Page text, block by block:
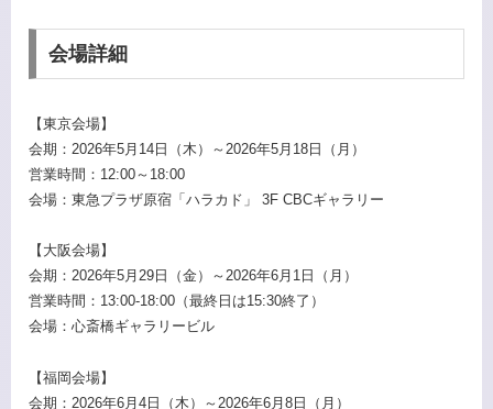
会場詳細
【東京会場】
会期：2026年5月14日（木）～2026年5月18日（月）
営業時間：12:00～18:00
会場：東急プラザ原宿「ハラカド」 3F CBCギャラリー
【大阪会場】
会期：2026年5月29日（金）～2026年6月1日（月）
営業時間：13:00-18:00（最終日は15:30終了）
会場：心斎橋ギャラリービル
【福岡会場】
会期：2026年6月4日（木）～2026年6月8日（月）